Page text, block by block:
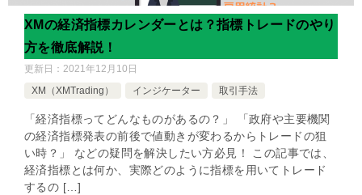
XMの経済指標カレンダーとは？指標トレードのやり
方を徹底解説！
更新日： 2021年12月10日
XM（XMTrading）
インジケーター 取引手法
「経済指標ってどんなものがあるの？」 「政府や主要機関
の経済指標発表の前後で値動きが変わるからトレードの狙
い時？」 などの疑問を解決したい方必見！ この記事では、
経済指標とは何か、実際どのように指標を用いてトレード
するの […]